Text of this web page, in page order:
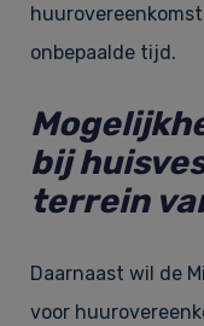
onbepaalde tijd.
bij
terrein
Daarnaast wil de
voor